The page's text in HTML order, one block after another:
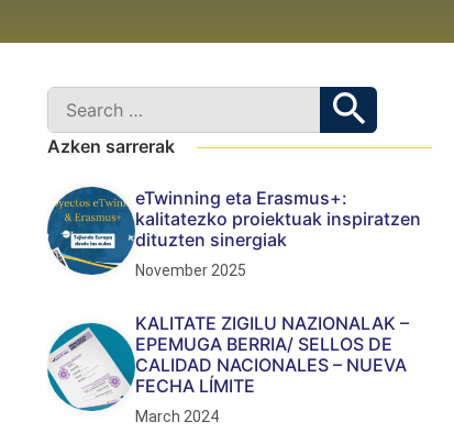
Azken sarrerak
eTwinning eta Erasmus+:
kalitatezko proiektuak inspiratzen
dituzten sinergiak
November 2025
KALITATE ZIGILU NAZIONALAK –
EPEMUGA BERRIA/ SELLOS DE
CALIDAD NACIONALES – NUEVA
FECHA LÍMITE
March 2024